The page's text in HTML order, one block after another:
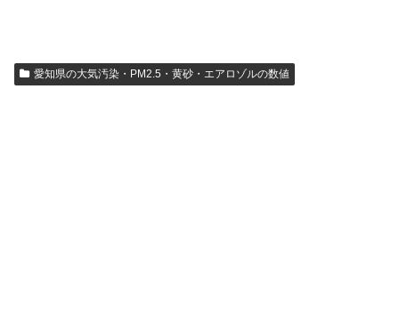
愛知県の大気汚染・PM2.5・黄砂・エアロゾルの数値